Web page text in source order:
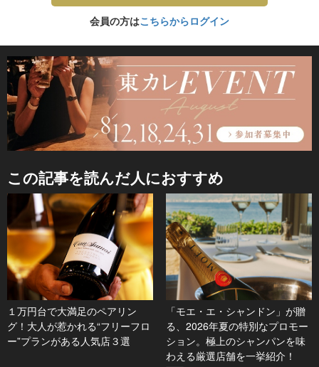
会員の方はこちらからログイン
この記事を読んだ人におすすめ
１万円台で大満足のペアリン
グ！大人が惹かれる“フリーフロ
ー”プランがある人気店３選
「モエ・エ・シャンドン」が贈
る、2026年夏の特別なプロモー
ション。極上のシャンパンを味
わえる厳選店舗を一挙紹介！